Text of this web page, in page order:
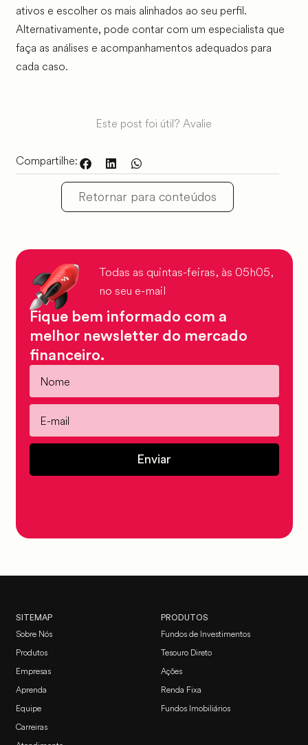
ativos e escolher os mais alinhados ao seu perfil.
Alternativamente, pode contar com um especialista que
faça as análises e acompanhamentos adequados para
cada caso.
Este post foi útil? Avalie
Compartilhe:
Retornar para conteúdos
Todas as quintas-feiras, às 05h05,
no seu e-mail
Fique bem informado com a
melhor newsletter do mercado
financeiro.
Enviar
SITEMAP
Sobre Nós
Produtos
Empresas
Aprenda
Equipe
Carreiras
PRODUTOS
Fundos de Investimentos
Tesouro Direto
Ações
Renda Fixa
Fundos Imobiliários